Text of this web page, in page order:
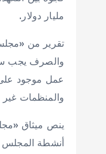
مليار دولار.
تقرير من
والصرف يجب
عمل موجود
والمنظمات
ينص ميثاق
أنشطة المجلس